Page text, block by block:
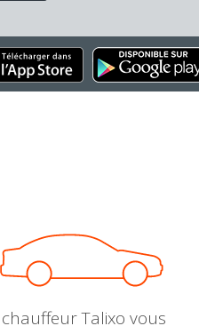
Talixo vous